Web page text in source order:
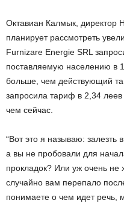
Октавиан Калмык, директор
планирует рассмотреть
Furnizare Energie SRL
поставляемую населению в
больше, чем действующий
запросила тариф в 2,34 леев
чем сейчас.
“Вот это я называю: залезть
а вы не пробовали для
прокладок? Или уж очень не
случайно вам перепало
понимаете о чем идет речь,